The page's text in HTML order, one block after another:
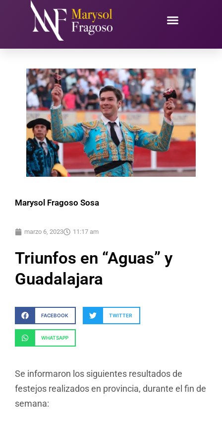
contenido
Marysol Fragoso Sosa
marzo 6, 2023 11:17 am
Triunfos en “Aguas” y
Guadalajara
FACEBOOK TWITTER
WHATSAPP
Se informaron los siguientes resultados de
festejos realizados en provincia, durante el fin de
semana: